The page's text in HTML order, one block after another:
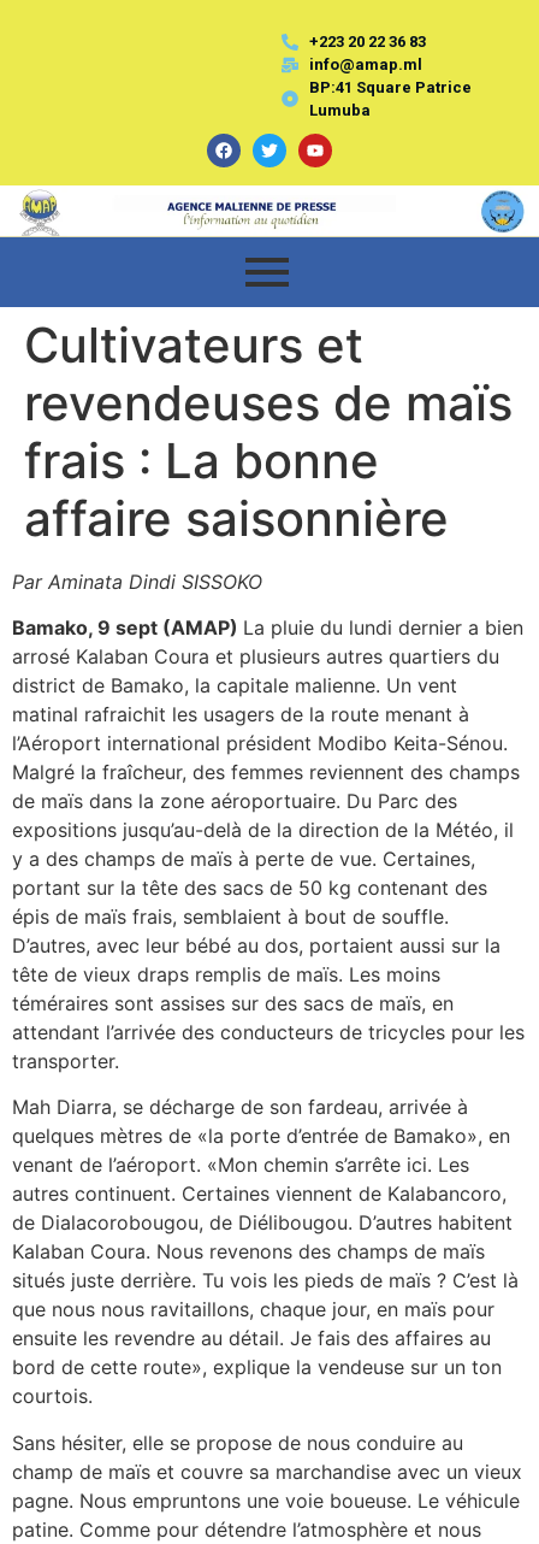
+223 20 22 36 83
info@amap.ml
BP:41 Square Patrice
Lumuba
Cultivateurs et
revendeuses de maïs
frais : La bonne
affaire saisonnière
Par Aminata Dindi SISSOKO
Bamako, 9 sept (AMAP) La pluie du lundi dernier a bien
arrosé Kalaban Coura et plusieurs autres quartiers du
district de Bamako, la capitale malienne. Un vent
matinal rafraichit les usagers de la route menant à
l’Aéroport international président Modibo Keita-Sénou.
Malgré la fraîcheur, des femmes reviennent des champs
de maïs dans la zone aéroportuaire. Du Parc des
expositions jusqu’au-delà de la direction de la Météo, il
y a des champs de maïs à perte de vue. Certaines,
portant sur la tête des sacs de 50 kg contenant des
épis de maïs frais, semblaient à bout de souffle.
D’autres, avec leur bébé au dos, portaient aussi sur la
tête de vieux draps remplis de maïs. Les moins
téméraires sont assises sur des sacs de maïs, en
attendant l’arrivée des conducteurs de tricycles pour les
transporter.
Mah Diarra, se décharge de son fardeau, arrivée à
quelques mètres de «la porte d’entrée de Bamako», en
venant de l’aéroport. «Mon chemin s’arrête ici. Les
autres continuent. Certaines viennent de Kalabancoro,
de Dialacorobougou, de Diélibougou. D’autres habitent
Kalaban Coura. Nous revenons des champs de maïs
situés juste derrière. Tu vois les pieds de maïs ? C’est là
que nous nous ravitaillons, chaque jour, en maïs pour
ensuite les revendre au détail. Je fais des affaires au
bord de cette route», explique la vendeuse sur un ton
courtois.
Sans hésiter, elle se propose de nous conduire au
champ de maïs et couvre sa marchandise avec un vieux
pagne. Nous empruntons une voie boueuse. Le véhicule
patine. Comme pour détendre l’atmosphère et nous